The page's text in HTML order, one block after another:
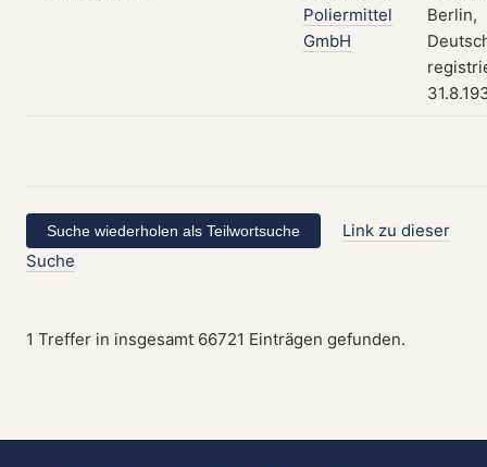
Poliermittel
GmbH
Berlin,
Link zu dieser
Suche
1 Treffer in insgesamt 66721 Einträgen gefunden.